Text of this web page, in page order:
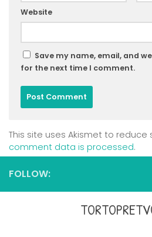
Website
Save my name, email, and
for the next time I comment.
This site uses Akismet to reduce
comment data is processed.
FOLLOW: